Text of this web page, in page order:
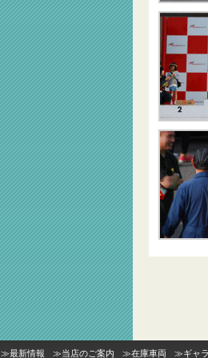
≫最新情報 ≫当店のご案内 ≫在庫車両 ≫ギャ